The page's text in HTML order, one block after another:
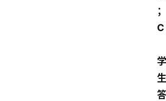
；
C
学
生
答